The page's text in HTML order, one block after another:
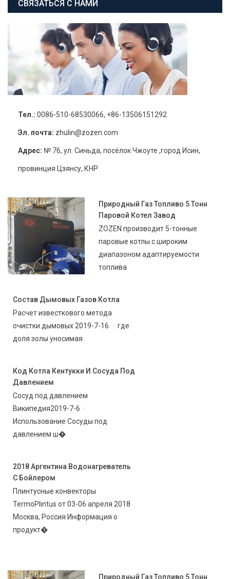
СВЯЗАТЬСЯ С НАМИ
Тел.: 0086-510-68530066, +86-13506151292
Эл. почта: zhulin@zozen.com
Адрес: № 76, ул. Синьда, посёлок Чжоуте ,город Исин,
провинция Цзянсу, КНР
Природный Газ Топливо 5 Тонн
Паровой Котел Завод
ZOZEN производит 5-тонные
паровые котлы с широким
диапазоном адаптируемости
топлива
Состав Дымовых Газов Котла
Расчет известкового метода
очистки дымовых 2019-7-16 · где
доля золы уносимая
Код Котла Кентукки И Сосуда Под
Давлением
Сосуд под давлением
Википедия2019-7-6 ·
Использование Сосуды под
давлением ш�
2018 Аргентина Водонагреватель
С Бойлером
Плинтусные конвекторы
TermoPlintus от 03-06 апреля 2018
Москва, Россия Информация о
продукт�
Природный Газ Топливо 5 Тонн